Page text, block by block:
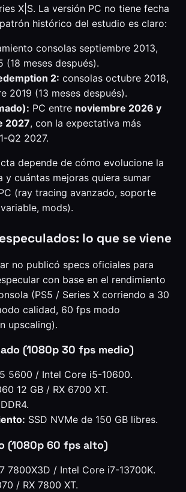
X|S. La versión PC no tiene fecha
histórico del estudio es claro:
consolas septiembre 2013,
(18 meses después).
2: consolas octubre 2018,
2019 (13 meses después).
PC entre noviembre 2026 y
2027, con la expectativa más
Q2 2027.
depende de cómo evolucione la
y cuántas mejoras quiera sumar
(ray tracing avanzado, soporte
mods).
lo que se viene
no publicó specs oficiales para
con base en el rendimiento
(PS5 / Series X corriendo a 30
calidad, 60 fps modo
upscaling).
(1080p 30 fps medio)
5600 / Intel Core i5-10600.
12 GB / RX 6700 XT.
SSD NVMe de 150 GB libres.
(1080p 60 fps alto)
7800X3D / Intel Core i7-13700K.
/ RX 7800 XT.